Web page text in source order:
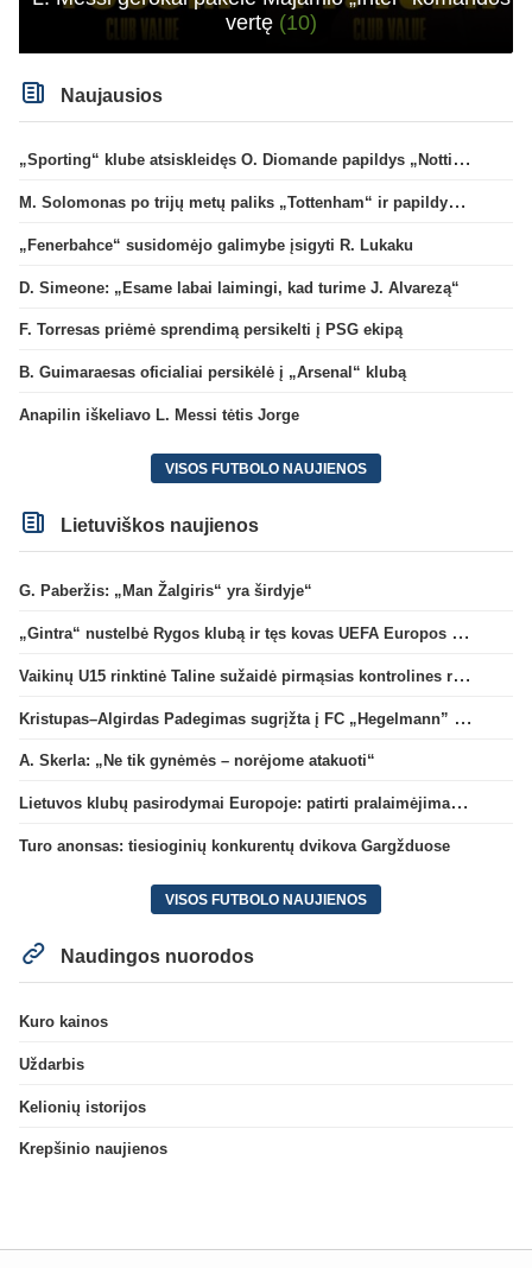
vertę (10)
Naujausios
„Sporting“ klube atsiskleidęs O. Diomande papildys „Nottingham“ gretas
M. Solomonas po trijų metų paliks „Tottenham“ ir papildys „West Ham“ klubą
„Fenerbahce“ susidomėjo galimybe įsigyti R. Lukaku
D. Simeone: „Esame labai laimingi, kad turime J. Alvarezą“
F. Torresas priėmė sprendimą persikelti į PSG ekipą
B. Guimaraesas oficialiai persikėlė į „Arsenal“ klubą
Anapilin iškeliavo L. Messi tėtis Jorge
VISOS FUTBOLO NAUJIENOS
Lietuviškos naujienos
G. Paberžis: „Man Žalgiris“ yra širdyje“
„Gintra“ nustelbė Rygos klubą ir tęs kovas UEFA Europos taurės atrankoje
Vaikinų U15 rinktinė Taline sužaidė pirmąsias kontrolines rungtynes
Kristupas–Algirdas Padegimas sugrįžta į FC „Hegelmann” B sudėtį
A. Skerla: „Ne tik gynėmės – norėjome atakuoti“
Lietuvos klubų pasirodymai Europoje: patirti pralaimėjimai Kroatijos atstovams
Turo anonsas: tiesioginių konkurentų dvikova Gargžduose
VISOS FUTBOLO NAUJIENOS
Naudingos nuorodos
Kuro kainos
Uždarbis
Kelionių istorijos
Krepšinio naujienos